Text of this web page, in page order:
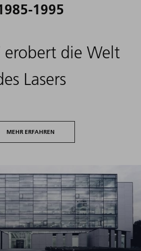
1995
erobert die Welt
Lasers
MEHR ERFAHREN